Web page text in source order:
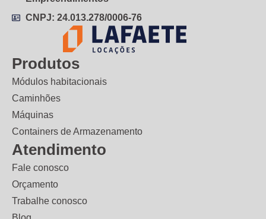
CNPJ: 24.013.278/0006-76
Produtos
Módulos habitacionais
Caminhões
Máquinas
Containers de Armazenamento
Atendimento
Fale conosco
Orçamento
Trabalhe conosco